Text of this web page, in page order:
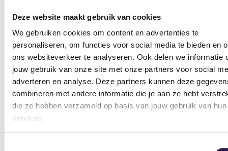
Deze website maakt gebruik van cookies
We gebruiken cookies om content en advertenties te
personaliseren, om functies voor social media te bieden en
ons websiteverkeer te analyseren. Ook delen we informatie
jouw gebruik van onze site met onze partners voor social
adverteren en analyse. Deze partners kunnen deze
combineren met andere informatie die je aan ze hebt
die ze hebben verzameld op basis van jouw gebruik van hun
services.